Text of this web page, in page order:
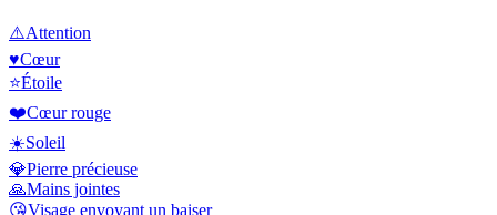
⚠️Attention
♥️Cœur
⭐Étoile
❤️Cœur rouge
☀️Soleil
💎Pierre précieuse
🙏Mains jointes
😘Visage envoyant un baiser